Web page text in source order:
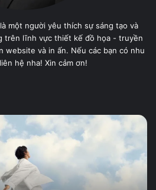
một người yêu thích sự sáng tạo và
trên lĩnh vực thiết kế đồ họa - truyền
và in ấn. Nếu các bạn có nhu
hệ nha! Xin cảm ơn!